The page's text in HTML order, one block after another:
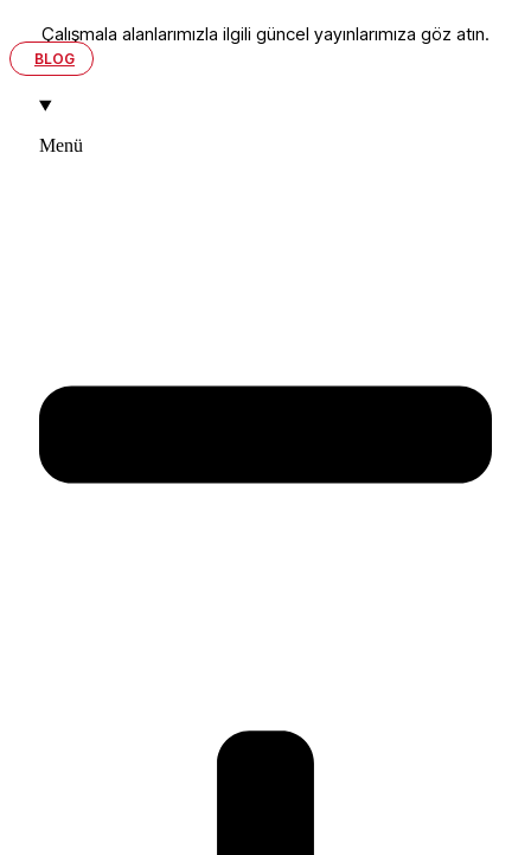
Çalışmala alanlarımızla ilgili güncel yayınlarımıza göz atın.
BLOG
Menü